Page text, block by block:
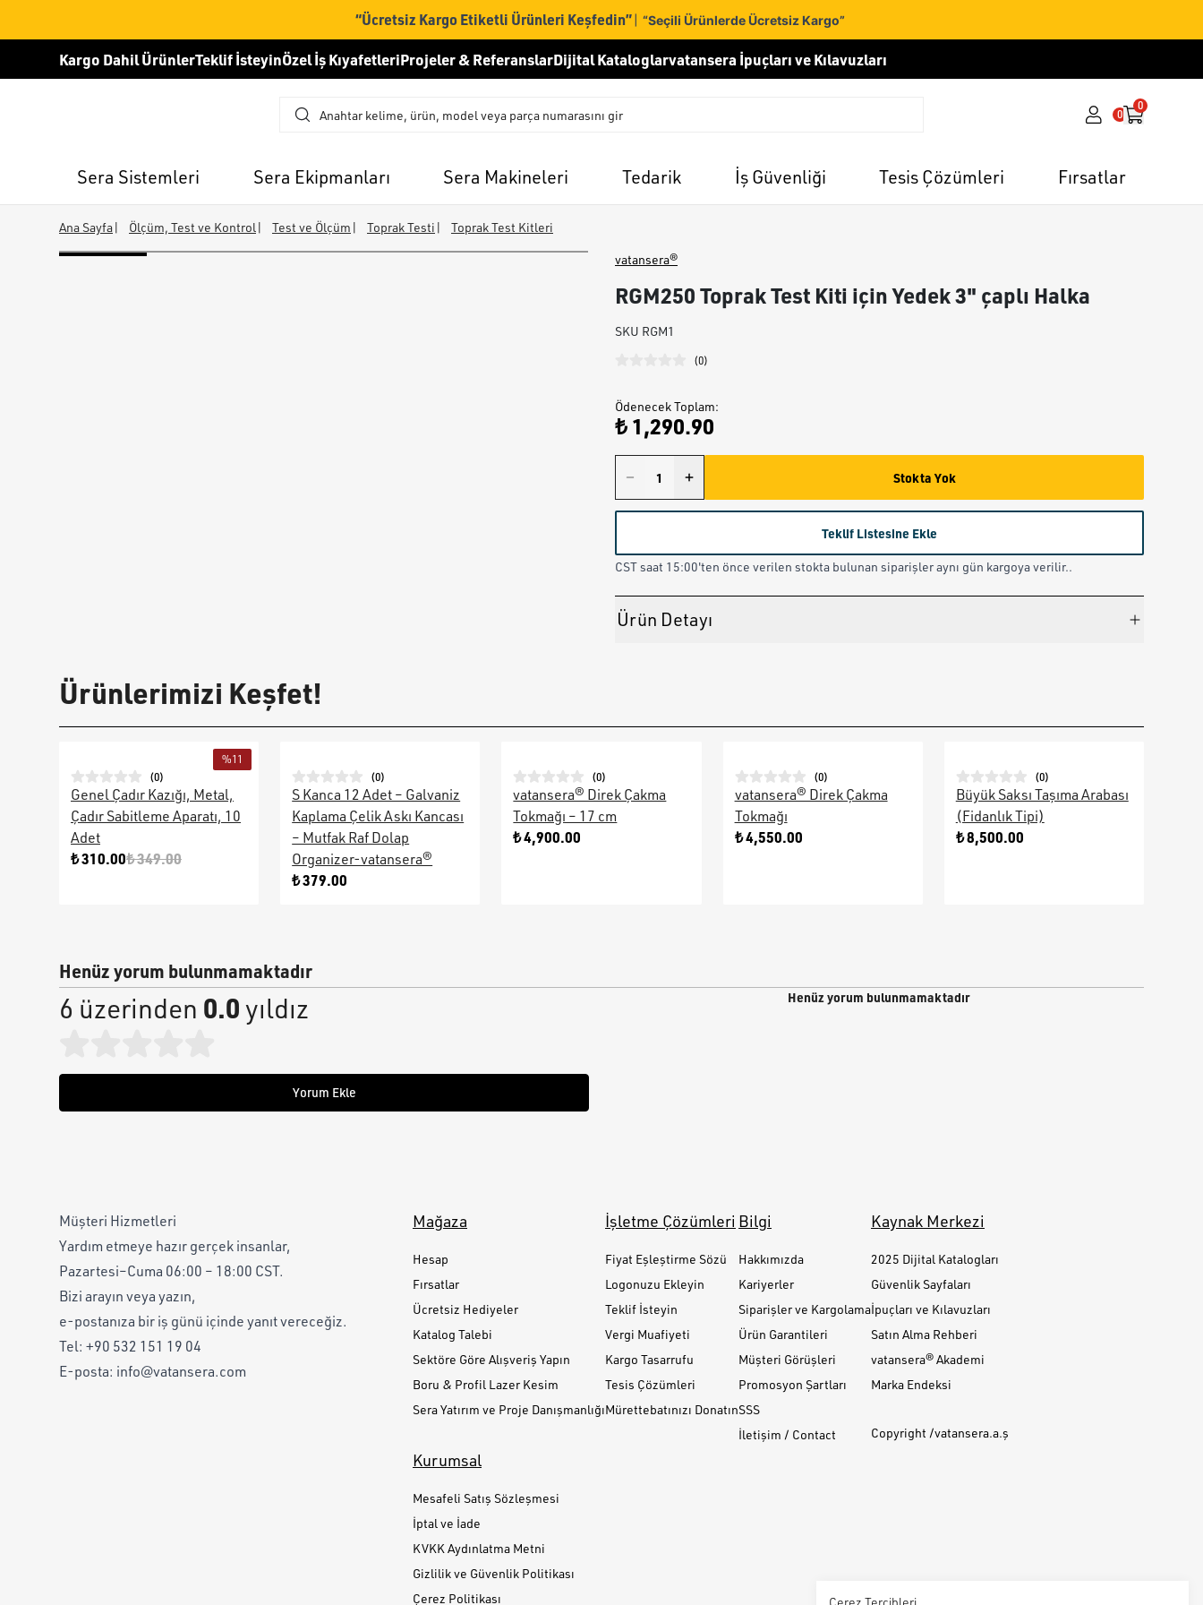
Çerez Tercihleri
“Ücretsiz Kargo Etiketli Ürünleri Keşfedin”| “Seçili Ürünlerde Ücretsiz Kargo”
Kargo Dahil ÜrünlerTeklif İsteyinÖzel İş KıyafetleriProjeler & ReferanslarDijital Kataloglarvatansera İpuçları ve Kılavuzları
0
0
Sera Sistemleri Sera Ekipmanları Sera Makineleri Tedarik İş Güvenliği Tesis Çözümleri Fırsatlar
Ana Sayfa| Ölçüm, Test ve Kontrol | Test ve Ölçüm | Toprak Testi | Toprak Test Kitleri
vatansera®
RGM250 Toprak Test Kiti için Yedek 3" çaplı Halka
SKU RGM1
(0)
Ödenecek Toplam:
₺ 1,290.90
Stokta Yok
Teklif Listesine Ekle
CST saat 15:00'ten önce verilen stokta bulunan siparişler aynı gün kargoya verilir..
Ürün Detayı
Ürünlerimizi Keşfet!
%11
(0)
Genel Çadır Kazığı, Metal,
Çadır Sabitleme Aparatı, 10
Adet
₺ 310.00₺ 349.00
(0)
S Kanca 12 Adet – Galvaniz
Kaplama Çelik Askı Kancası
– Mutfak Raf Dolap
Organizer-vatansera®
₺ 379.00
(0)
vatansera® Direk Çakma
Tokmağı – 17 cm
₺ 4,900.00
(0)
vatansera® Direk Çakma
Tokmağı
₺ 4,550.00
(0)
Büyük Saksı Taşıma Arabası
(Fidanlık Tipi)
₺ 8,500.00
Henüz yorum bulunmamaktadır
6 üzerinden 0.0yıldız
Yorum Ekle
Henüz yorum bulunmamaktadır
Müşteri Hizmetleri
Yardım etmeye hazır gerçek insanlar,
Pazartesi–Cuma 06:00 – 18:00 CST.
Bizi arayın veya yazın,
e-postanıza bir iş günü içinde yanıt vereceğiz.
Tel: +90 532 151 19 04
E-posta: info@vatansera.com
Mağaza
Hesap
Fırsatlar
Ücretsiz Hediyeler
Katalog Talebi
Sektöre Göre Alışveriş Yapın
Boru & Profil Lazer Kesim
Sera Yatırım ve Proje Danışmanlığı
İşletme Çözümleri
Fiyat Eşleştirme Sözü
Logonuzu Ekleyin
Teklif İsteyin
Vergi Muafiyeti
Kargo Tasarrufu
Tesis Çözümleri
Mürettebatınızı Donatın
Bilgi
Hakkımızda
Kariyerler
Siparişler ve Kargolama
Ürün Garantileri
Müşteri Görüşleri
Promosyon Şartları
SSS
İletişim / Contact
Kaynak Merkezi
2025 Dijital Katalogları
Güvenlik Sayfaları
İpuçları ve Kılavuzları
Satın Alma Rehberi
vatansera® Akademi
Marka Endeksi
Copyright /vatansera.a.ş
Kurumsal
Mesafeli Satış Sözleşmesi
İptal ve İade
KVKK Aydınlatma Metni
Gizlilik ve Güvenlik Politikası
Çerez Politikası